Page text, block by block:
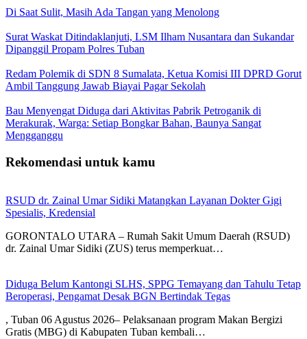
Di Saat Sulit, Masih Ada Tangan yang Menolong
Surat Waskat Ditindaklanjuti, LSM Ilham Nusantara dan Sukandar
Dipanggil Propam Polres Tuban
Redam Polemik di SDN 8 Sumalata, Ketua Komisi III DPRD Gorut
Ambil Tanggung Jawab Biayai Pagar Sekolah
Bau Menyengat Diduga dari Aktivitas Pabrik Petroganik di
Merakurak, Warga: Setiap Bongkar Bahan, Baunya Sangat
Mengganggu
Rekomendasi untuk kamu
RSUD dr. Zainal Umar Sidiki Matangkan Layanan Dokter Gigi
Spesialis, Kredensial
GORONTALO UTARA – Rumah Sakit Umum Daerah (RSUD)
dr. Zainal Umar Sidiki (ZUS) terus memperkuat…
Diduga Belum Kantongi SLHS, SPPG Temayang dan Tahulu Tetap
Beroperasi, Pengamat Desak BGN Bertindak Tegas
, Tuban 06 Agustus 2026– Pelaksanaan program Makan Bergizi
Gratis (MBG) di Kabupaten Tuban kembali…